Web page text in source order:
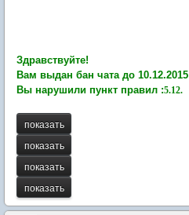
Здравствуйте!
Вам выдан бан чата до 10.12.2015
Вы нарушили пункт правил :5.12.